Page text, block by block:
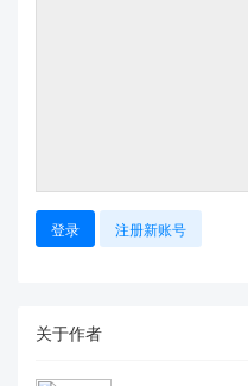
登录 注册新账号
关于作者